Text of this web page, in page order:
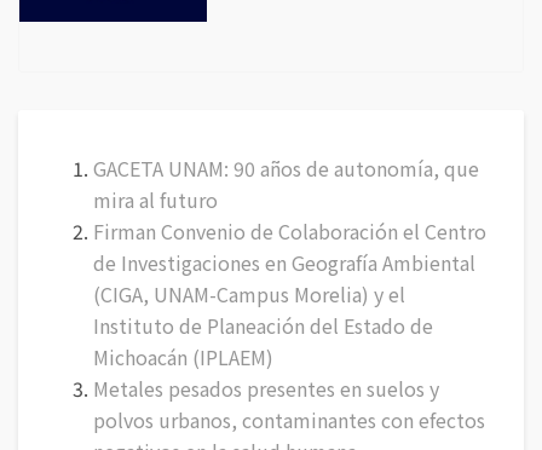
GACETA UNAM: 90 años de autonomía, que
mira al futuro
Firman Convenio de Colaboración el Centro
de Investigaciones en Geografía Ambiental
(CIGA, UNAM-Campus Morelia) y el
Instituto de Planeación del Estado de
Michoacán (IPLAEM)
Metales pesados presentes en suelos y
polvos urbanos, contaminantes con efectos